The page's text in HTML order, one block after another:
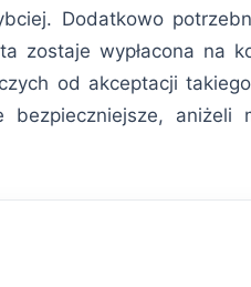
Dodatkowo
zostaje wypłacona na
od akceptacji
aniżeli